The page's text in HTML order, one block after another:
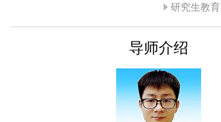
研究生教育
导师介绍